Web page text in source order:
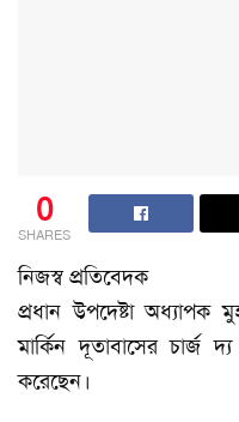
0
SHARES
নিজস্ব প্রতিবেদক
প্রধান উপদেষ্টা অধ্যাপক
মার্কিন দূতাবাসের চার্জ
করেছেন।